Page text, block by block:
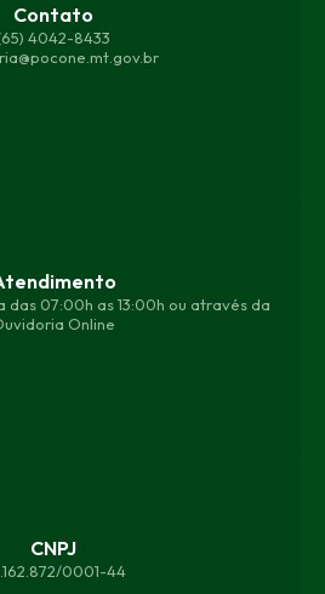
Contato
4042-8433
das 07:00h as 13:00h ou através da
Online
CNPJ
0001-44